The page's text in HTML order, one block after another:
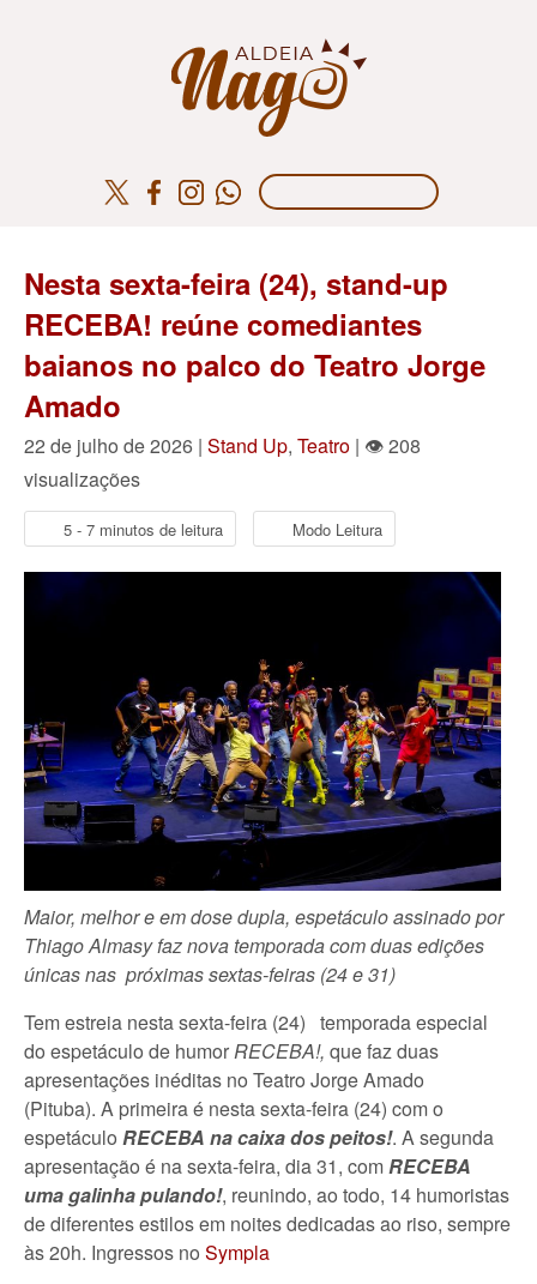
Nesta sexta-feira (24), stand-up
RECEBA! reúne comediantes
baianos no palco do Teatro Jorge
Amado
22 de julho de 2026 | Stand Up, Teatro | 👁 208
visualizações
5 - 7 minutos de leitura Modo Leitura
Maior, melhor e em dose dupla, espetáculo assinado por
Thiago Almasy faz nova temporada com duas edições
únicas nas próximas sextas-feiras (24 e 31)
Tem estreia nesta sexta-feira (24) temporada especial
do espetáculo de humor RECEBA!, que faz duas
apresentações inéditas no Teatro Jorge Amado
(Pituba). A primeira é nesta sexta-feira (24) com o
espetáculo RECEBA na caixa dos peitos!. A segunda
apresentação é na sexta-feira, dia 31, com RECEBA
uma galinha pulando!, reunindo, ao todo, 14 humoristas
de diferentes estilos em noites dedicadas ao riso, sempre
às 20h. Ingressos no Sympla